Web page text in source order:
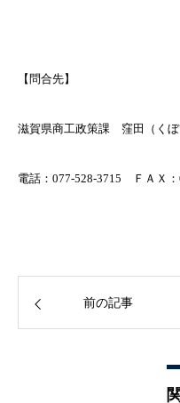
【問合先】
滋賀県商工政策課 窪田（くぼ
電話： 077-528-3715 ＦＡＸ：
前の記事